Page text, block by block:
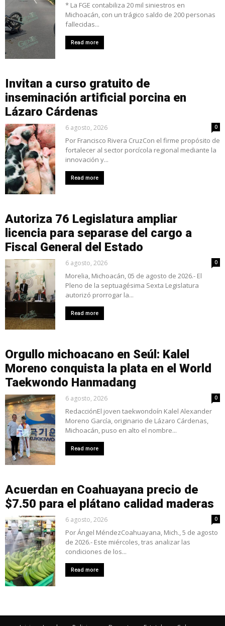
* La FGE contabiliza 20 mil siniestros en
Michoacán, con un trágico saldo de 200 personas
fallecidas...
Read more
Invitan a curso gratuito de
inseminación artificial porcina en
Lázaro Cárdenas
6 agosto, 2026 0
Por Francisco Rivera CruzCon el firme propósito de
fortalecer al sector porcícola regional mediante la
innovación y...
Read more
Autoriza 76 Legislatura ampliar
licencia para separase del cargo a
Fiscal General del Estado
6 agosto, 2026 0
Morelia, Michoacán, 05 de agosto de 2026.- El
Pleno de la septuagésima Sexta Legislatura
autorizó prorrogar la...
Read more
Orgullo michoacano en Seúl: Kalel
Moreno conquista la plata en el World
Taekwondo Hanmadang
6 agosto, 2026 0
RedacciónEl joven taekwondoín Kalel Alexander
Moreno García, originario de Lázaro Cárdenas,
Michoacán, puso en alto el nombre...
Read more
Acuerdan en Coahuayana precio de
$7.50 para el plátano calidad maderas
6 agosto, 2026 0
Por Ángel MéndezCoahuayana, Mich., 5 de agosto
de 2026.- Este miércoles, tras analizar las
condiciones de los...
Read more